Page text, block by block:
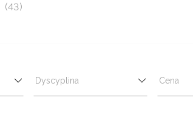
(43)
Dyscyplina Cena